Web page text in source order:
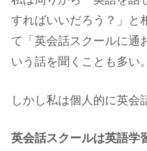
すればいいだろう？」と
て「英会話スクールに通
いう話を聞くことも多い。
しかし私は個人的に英会
英会話スクールは英語学